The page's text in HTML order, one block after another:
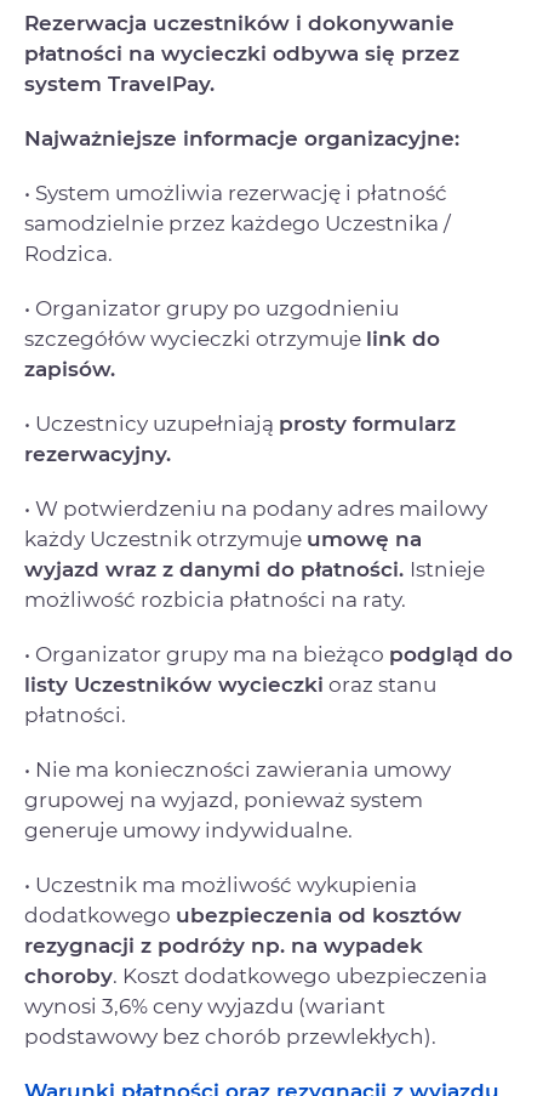
Rezerwacja uczestników i dokonywanie
płatności na wycieczki odbywa się przez
system TravelPay.
Najważniejsze informacje organizacyjne:
• System umożliwia rezerwację i płatność
samodzielnie przez każdego Uczestnika /
Rodzica.
• Organizator grupy po uzgodnieniu
szczegółów wycieczki otrzymuje link do
zapisów.
• Uczestnicy uzupełniają prosty formularz
rezerwacyjny.
• W potwierdzeniu na podany adres mailowy
każdy Uczestnik otrzymuje umowę na
wyjazd wraz z danymi do płatności. Istnieje
możliwość rozbicia płatności na raty.
• Organizator grupy ma na bieżąco podgląd do
listy Uczestników wycieczki oraz stanu
płatności.
• Nie ma konieczności zawierania umowy
grupowej na wyjazd, ponieważ system
generuje umowy indywidualne.
• Uczestnik ma możliwość wykupienia
dodatkowego ubezpieczenia od kosztów
rezygnacji z podróży np. na wypadek
choroby. Koszt dodatkowego ubezpieczenia
wynosi 3,6% ceny wyjazdu (wariant
podstawowy bez chorób przewlekłych).
Warunki płatności oraz rezygnacji z wyjazdu